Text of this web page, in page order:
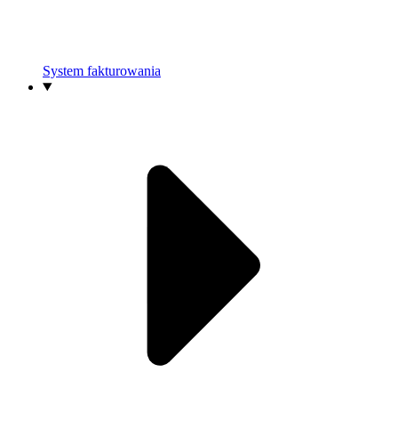
System fakturowania